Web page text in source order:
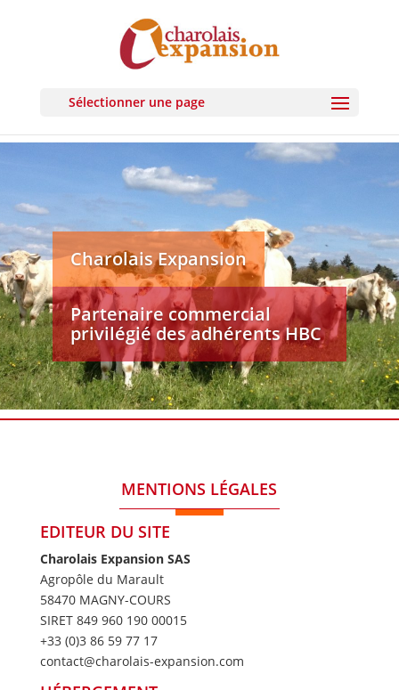
Sélectionner une page
Charolais Expansion
Partenaire commercial
privilégié des adhérents HBC
MENTIONS LÉGALES
EDITEUR DU SITE
Charolais Expansion SAS
Agropôle du Marault
58470 MAGNY-COURS
SIRET 849 960 190 00015
+33 (0)3 86 59 77 17
contact@charolais-expansion.com